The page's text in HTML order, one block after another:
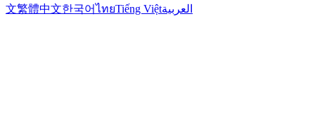
文繁體中文한국어ไทยTiếng Việtالعربية